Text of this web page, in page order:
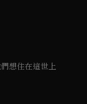
想住在這世上